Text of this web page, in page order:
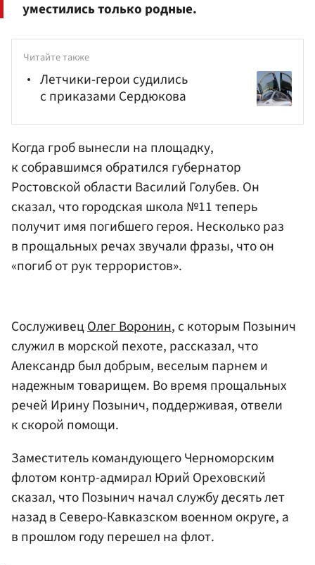
уместились только родные.
Читайте также
Летчики-герои судились
с приказами Сердюкова
Когда гроб вынесли на площадку,
к собравшимся обратился губернатор
Ростовской области Василий Голубев. Он
сказал, что городская школа №11 теперь
получит имя погибшего героя. Несколько раз
в прощальных речах звучали фразы, что он
«погиб от рук террористов».
СослуживецОлег Воронин, с которым Позынич
служил в морской пехоте, рассказал, что
Александр был добрым, веселым парнем и
надежным товарищем. Во время прощальных
речей Ирину Позынич, поддерживая, отвели
к скорой помощи.
Заместитель командующего Черноморским
флотом контр-адмирал Юрий Ореховский
сказал, что Позынич начал службу десять лет
назад в Северо-Кавказском военном округе, а
в прошлом году перешел на флот.